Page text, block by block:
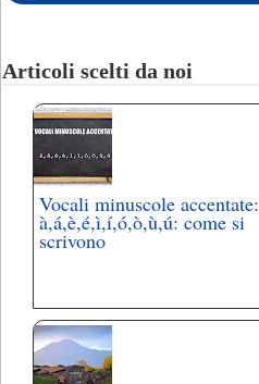
Articoli scelti da noi
Vocali minuscole accentate:
à,á,è,é,ì,í,ó,ò,ù,ú: come si
scrivono